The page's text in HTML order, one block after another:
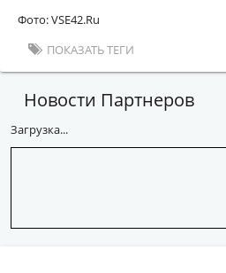
Фото: VSE42.Ru
ПОКАЗАТЬ ТЕГИ
Новости Партнеров
Загрузка...